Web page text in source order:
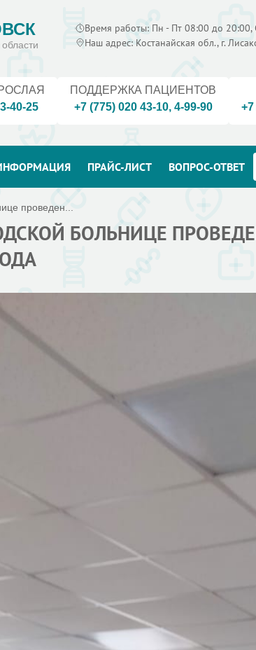
Время работы: Пн - Пт 08:00 до
Наш адрес: Костанайская обл., г.
3-40-25
ПОДДЕРЖКА ПАЦИЕНТОВ
+7 (775) 020 43-10, 4-99-90
+7
ПРАЙС-ЛИСТ ВОПРОС-ОТВЕТ
проведен...
БОЛЬНИЦЕ